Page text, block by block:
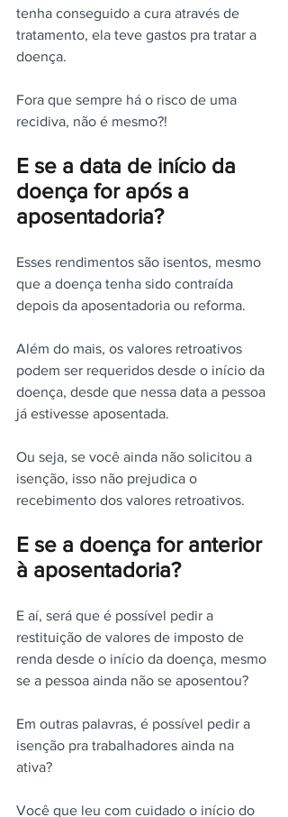
tenha conseguido a cura através de
tratamento, ela teve gastos pra tratar a
doença.
Fora que sempre há o risco de uma
recidiva, não é mesmo?!
E se a data de início da
doença for após a
aposentadoria?
Esses rendimentos são isentos, mesmo
que a doença tenha sido contraída
depois da aposentadoria ou reforma.
Além do mais, os valores retroativos
podem ser requeridos desde o início da
doença, desde que nessa data a pessoa
já estivesse aposentada.
Ou seja, se você ainda não solicitou a
isenção, isso não prejudica o
recebimento dos valores retroativos.
E se a doença for anterior
à aposentadoria?
E aí, será que é possível pedir a
restituição de valores de imposto de
renda desde o início da doença, mesmo
se a pessoa ainda não se aposentou?
Em outras palavras, é possível pedir a
isenção pra trabalhadores ainda na
ativa?
Você que leu com cuidado o início do